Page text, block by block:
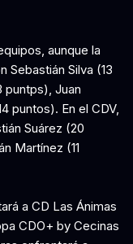
aunque la
Sebastián Silva (13
puntps), Juan
puntos). En el CDV,
Suárez (20
Martínez (11
a CD Las Ánimas
CDO+ by Cecinas